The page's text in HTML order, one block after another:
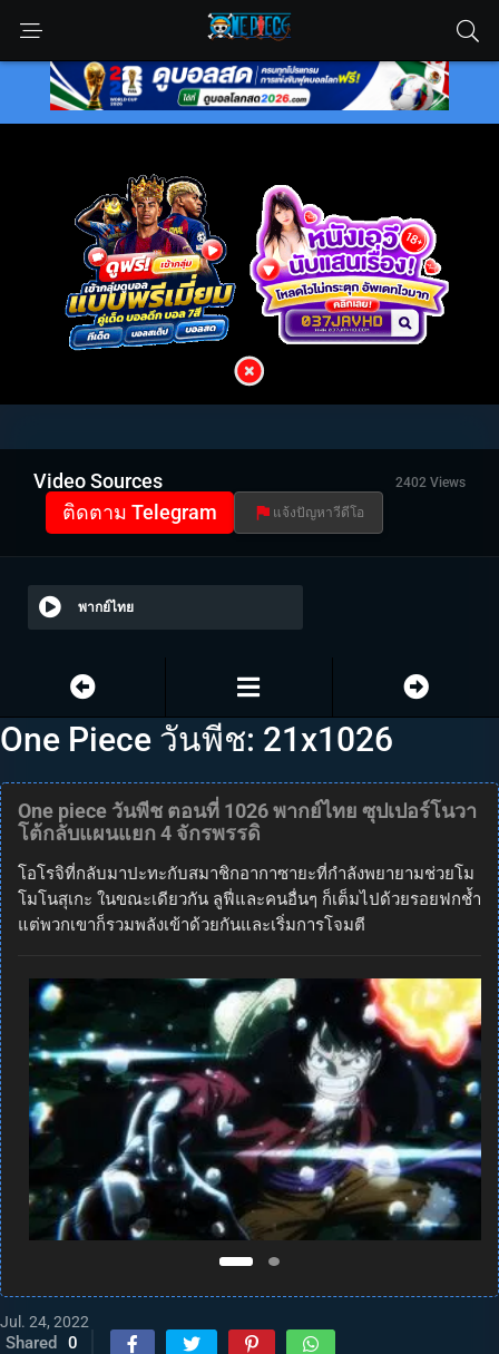
Video Sources 2402 Views
ติดตาม Telegram แจ้งปัญหาวีดีโอ
พากย์ไทย
One Piece วันพีช: 21x1026
One piece วันพีช ตอนที่ 1026 พากย์ไทย ซุปเปอร์โนวา
โต้กลับแผนแยก 4 จักรพรรดิ
โอโรจิที่กลับมาปะทะกับสมาชิกอากาซายะที่กำลังพยายามช่วยโม
โมโนสุเกะ ในขณะเดียวกัน ลูฟี่และคนอื่นๆ ก็เต็มไปด้วยรอยฟกช้ำ
แต่พวกเขาก็รวมพลังเข้าด้วยกันและเริ่มการโจมตี
Jul. 24, 2022
Shared 0